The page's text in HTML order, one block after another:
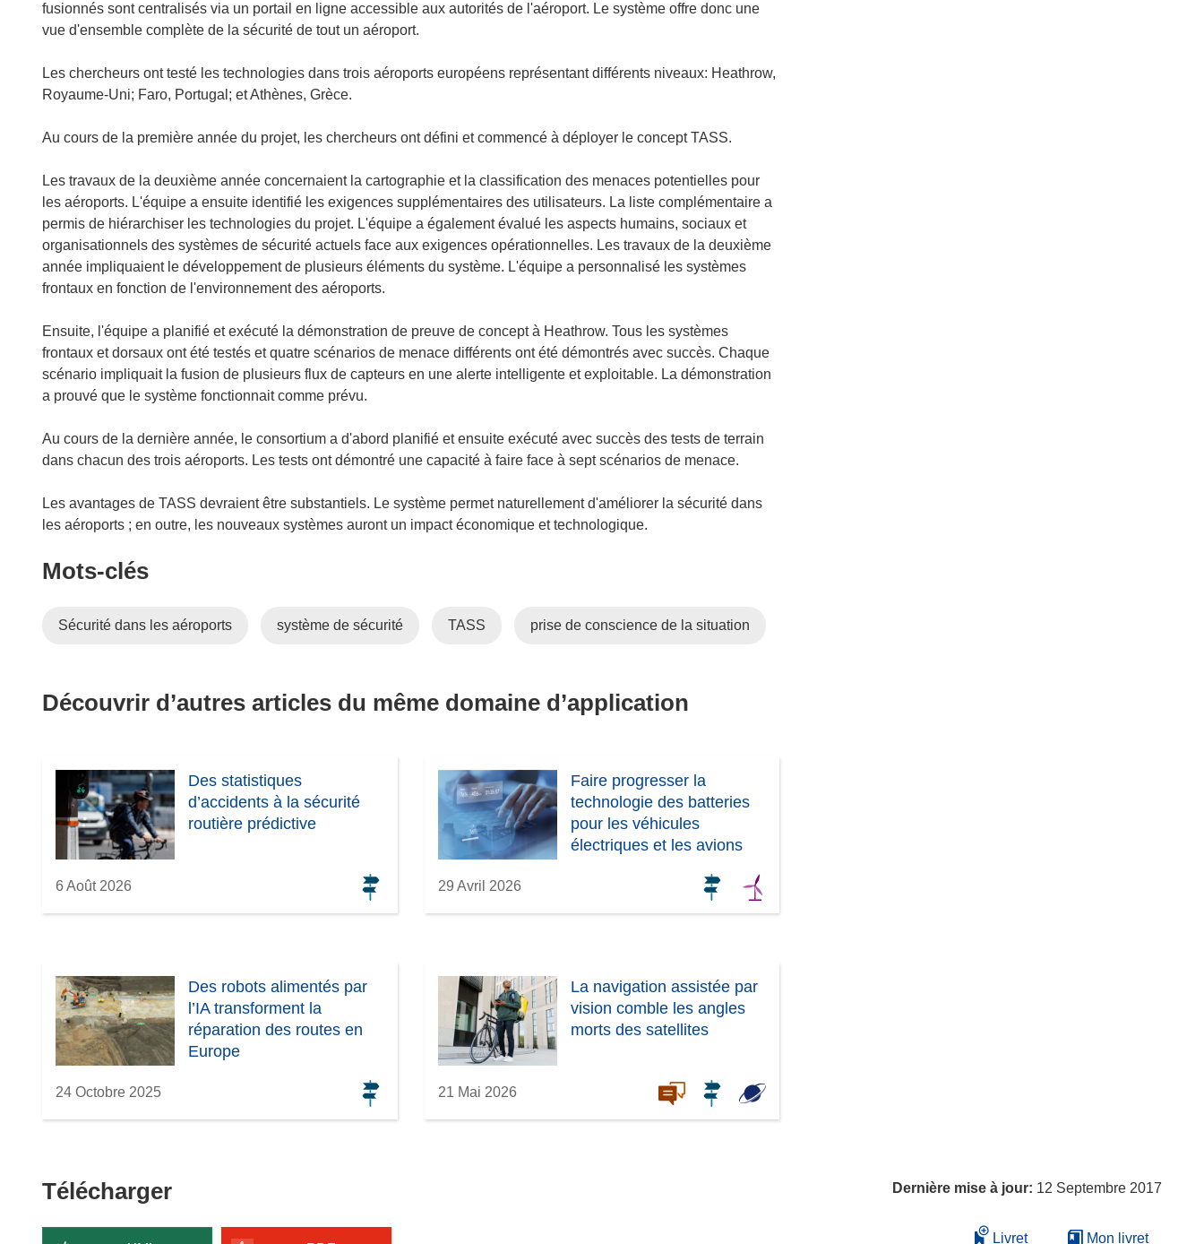
fusionnés sont centralisés via un portail en ligne accessible aux autorités de l'aéroport. Le système offre donc une
vue d'ensemble complète de la sécurité de tout un aéroport.
Les chercheurs ont testé les technologies dans trois aéroports européens représentant différents niveaux: Heathrow,
Royaume-Uni; Faro, Portugal; et Athènes, Grèce.
Au cours de la première année du projet, les chercheurs ont défini et commencé à déployer le concept TASS.
Les travaux de la deuxième année concernaient la cartographie et la classification des menaces potentielles pour
les aéroports. L'équipe a ensuite identifié les exigences supplémentaires des utilisateurs. La liste complémentaire a
permis de hiérarchiser les technologies du projet. L'équipe a également évalué les aspects humains, sociaux et
organisationnels des systèmes de sécurité actuels face aux exigences opérationnelles. Les travaux de la deuxième
année impliquaient le développement de plusieurs éléments du système. L'équipe a personnalisé les systèmes
frontaux en fonction de l'environnement des aéroports.
Ensuite, l'équipe a planifié et exécuté la démonstration de preuve de concept à Heathrow. Tous les systèmes
frontaux et dorsaux ont été testés et quatre scénarios de menace différents ont été démontrés avec succès. Chaque
scénario impliquait la fusion de plusieurs flux de capteurs en une alerte intelligente et exploitable. La démonstration
a prouvé que le système fonctionnait comme prévu.
Au cours de la dernière année, le consortium a d'abord planifié et ensuite exécuté avec succès des tests de terrain
dans chacun des trois aéroports. Les tests ont démontré une capacité à faire face à sept scénarios de menace.
Les avantages de TASS devraient être substantiels. Le système permet naturellement d'améliorer la sécurité dans
les aéroports ; en outre, les nouveaux systèmes auront un impact économique et technologique.
Mots‑clés
Sécurité dans les aéroports système de sécurité TASS prise de conscience de la situation
Découvrir d’autres articles du même domaine d’application
Des statistiques
d’accidents à la sécurité
routière prédictive
6 Août 2026
Faire progresser la
technologie des batteries
pour les véhicules
électriques et les avions
29 Avril 2026
Des robots alimentés par
l’IA transforment la
réparation des routes en
Europe
24 Octobre 2025
La navigation assistée par
vision comble les angles
morts des satellites
21 Mai 2026
TéléchargerTélécharger
Dernière mise à jour: 12 Septembre 2017
Livret Mon livret